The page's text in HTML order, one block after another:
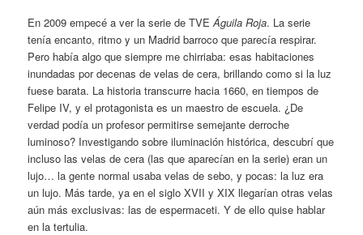
En 2009 empecé a ver la serie de TVEÁguila Roja. La serie
tenía encanto, ritmo y un Madrid barroco que parecía respirar.
Pero había algo que siempre me chirriaba: esas habitaciones
inundadas por decenas de velas de cera, brillando como si la luz
fuese barata. La historia transcurre hacia 1660, en tiempos de
Felipe IV, y el protagonista es un maestro de escuela. ¿De
verdad podía un profesor permitirse semejante derroche
luminoso? Investigando sobre iluminación histórica, descubrí que
incluso las velas de cera (las que aparecían en la serie) eran un
lujo… la gente normal usaba velas de sebo, y pocas: la luz era
un lujo. Más tarde, ya en el siglo XVII y XIX llegarían otras velas
aún más exclusivas: las de espermaceti. Y de ello quise hablar
en la tertulia.